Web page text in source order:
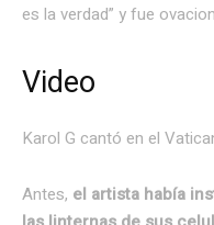
es la verdad” y fue
Video
Karol G cantó en el
Antes, el artista había